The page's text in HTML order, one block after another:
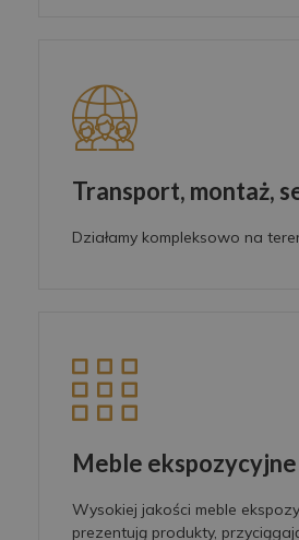
Transport, montaż,
Działamy kompleksowo na
Meble ekspozycyjne
Wysokiej jakości meble
prezentują produkty,